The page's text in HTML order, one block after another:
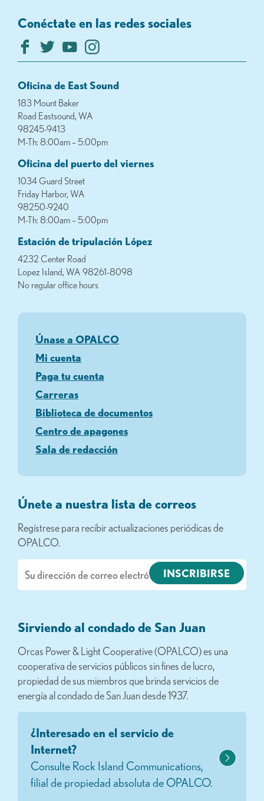
Conéctate en las redes sociales
Oficina de East Sound
183 Mount Baker
Road Eastsound, WA
98245-9413
M-Th: 8:00am – 5:00pm
Oficina del puerto del viernes
1034 Guard Street
Friday Harbor, WA
98250-9240
M-Th: 8:00am – 5:00pm
Estación de tripulación López
4232 Center Road
Lopez Island, WA 98261-8098
No regular office hours
Únase a OPALCO
Mi cuenta
Paga tu cuenta
Carreras
Biblioteca de documentos
Centro de apagones
Sala de redacción
Únete a nuestra lista de correos
Regístrese para recibir actualizaciones periódicas de
OPALCO.
electrónico
Sirviendo al condado de San Juan
Orcas Power & Light Cooperative (OPALCO) es una
cooperativa de servicios públicos sin fines de lucro,
propiedad de sus miembros que brinda servicios de
energía al condado de San Juan desde 1937.
¿Interesado en el servicio de
Internet?
Consulte Rock Island Communications,
filial de propiedad absoluta de OPALCO.